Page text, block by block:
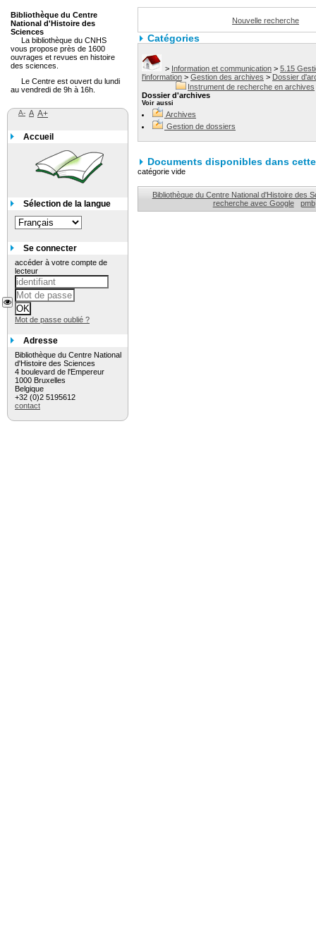
Nouvelle recherche
Catégories
> Information et communication > 5.15
l'information > Gestion des archives > Dossier
Instrument de recherche en archives
Dossier d'archives
Voir aussi
Archives
Gestion de dossiers
Documents disponibles dans
catégorie vide
Bibliothèque du Centre National d'Histoire des
recherche avec Google
pmb
Bibliothèque du Centre
National d'Histoire des
Sciences
La bibliothèque du CNHS
vous propose près de 1600
ouvrages et revues en histoire
des sciences.
Le Centre est ouvert du lundi
au vendredi de 9h à 16h.
A- A A+
Accueil
Sélection de la langue
Se connecter
accéder à votre compte de
lecteur
Mot de passe oublié ?
Adresse
Bibliothèque du Centre National
d'Histoire des Sciences
4 boulevard de l'Empereur
1000 Bruxelles
Belgique
+32 (0)2 5195612
contact